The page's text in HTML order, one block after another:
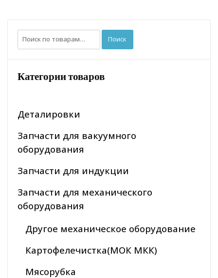
Искать: Поиск
Категории товаров
Деталировки
Запчасти для вакуумного
оборудования
Запчасти для индукции
Запчасти для механического
оборудования
Другое механическое оборудование
Картофелечистка(МОК МКК)
Мясорубка